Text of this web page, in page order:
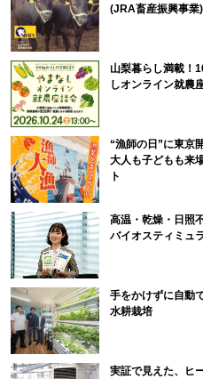
(JRA畜産振興事業
山梨暮らし満載！
しオンライン就農
“漁師の日”に東京
大人も子どもも来
ト
高温・乾燥・日照
バイオスティミュ
手をかけずに自動
水耕栽培
実証で見えた、ヒ